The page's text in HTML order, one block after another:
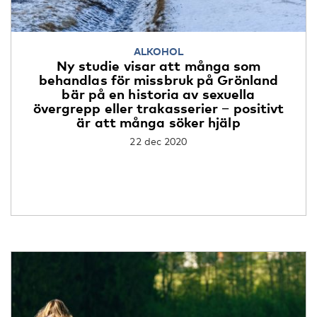
ALKOHOL
Ny studie visar att många som
behandlas för missbruk på Grönland
bär på en historia av sexuella
övergrepp eller trakasserier − positivt
är att många söker hjälp
22 dec 2020